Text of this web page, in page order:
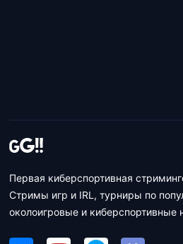
Первая киберспортивная
Стримы игр и IRL, турниры по
околоигровые и киберспортивные